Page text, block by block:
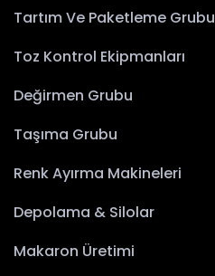
Tartım Ve Paketleme Grubu
Toz Kontrol Ekipmanları
Değirmen Grubu
Taşıma Grubu
Renk Ayırma Makineleri
Depolama & Silolar
Makaron Üretimi